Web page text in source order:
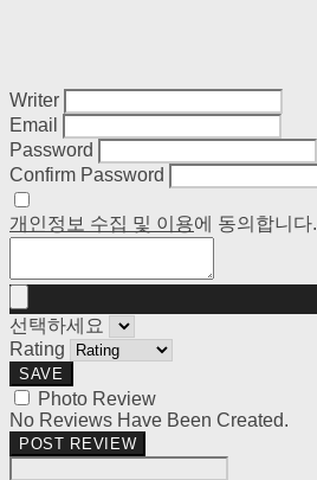
Writer
Email
Password
Confirm Password
개인정보 수집 및 이용에 동의합니다.
선택하세요
Rating
SAVE
Photo Review
No Reviews Have Been Created.
POST REVIEW